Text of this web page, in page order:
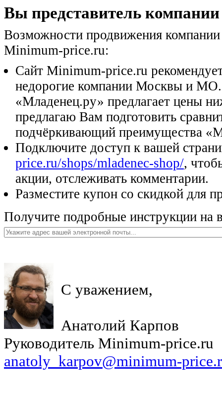
Вы представитель
Возможности продвижения
Minimum-price.ru:
Сайт Minimum-price.ru
недорогие компании Москвы и
«Младенец.ру» предлагает цены
предлагаю Вам подготовить
подчёркивающий преимущества
Подключите доступ к вашей
price.ru/shops/mladenec-shop/,
акции, отслеживать комментарии.
Разместите купон со скидкой для
Получите подробные инструкции на
С уважением,
Анатолий Карпов
Руководитель Minimum-price.ru
anatoly_karpov@minimum-